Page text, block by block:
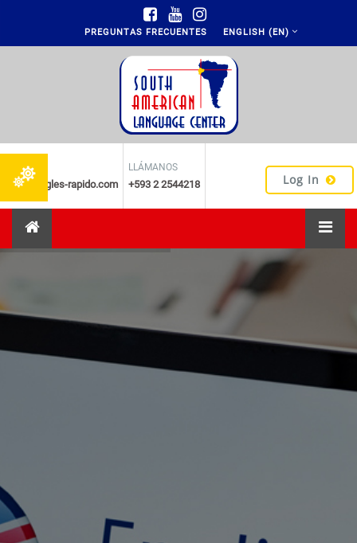
PREGUNTAS FRECUENTES ENGLISH ‎(EN)‎
Log In
EMAIL
info2@ingles-rapido.com
LLÁMANOS
+593 2 2544218